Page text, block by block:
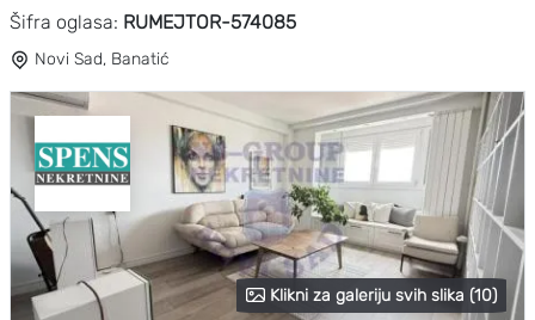
Šifra oglasa: RUMEJTOR-574085
Novi Sad, Banatić
Klikni za galeriju svih slika (10)